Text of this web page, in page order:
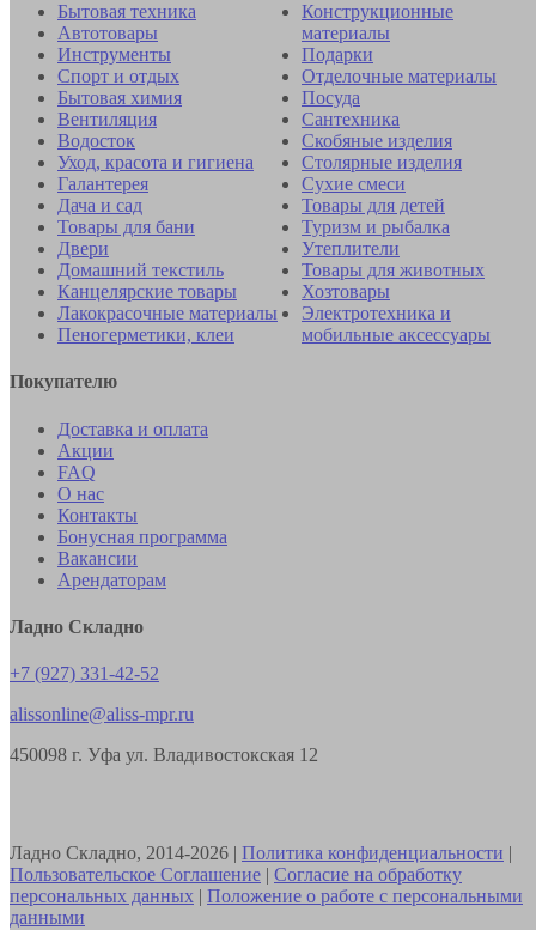
Бытовая техника
Автотовары
Инструменты
Спорт и отдых
Бытовая химия
Вентиляция
Водосток
Уход, красота и гигиена
Галантерея
Дача и сад
Товары для бани
Двери
Домашний текстиль
Канцелярские товары
Лакокрасочные материалы
Пеногерметики, клеи
Конструкционные
материалы
Подарки
Отделочные материалы
Посуда
Сантехника
Скобяные изделия
Столярные изделия
Сухие смеси
Товары для детей
Туризм и рыбалка
Утеплители
Товары для животных
Хозтовары
Электротехника и
мобильные аксессуары
Покупателю
Доставка и оплата
Акции
FAQ
О нас
Контакты
Бонусная программа
Вакансии
Арендаторам
Ладно Складно
+7 (927) 331-42-52
alissonline@aliss-mpr.ru
450098 г. Уфа ул. Владивостокская 12
Ладно Складно, 2014-2026 | Политика конфиденциальности |
Пользовательское Соглашение | Согласие на обработку
персональных данных | Положение о работе с персональными
данными